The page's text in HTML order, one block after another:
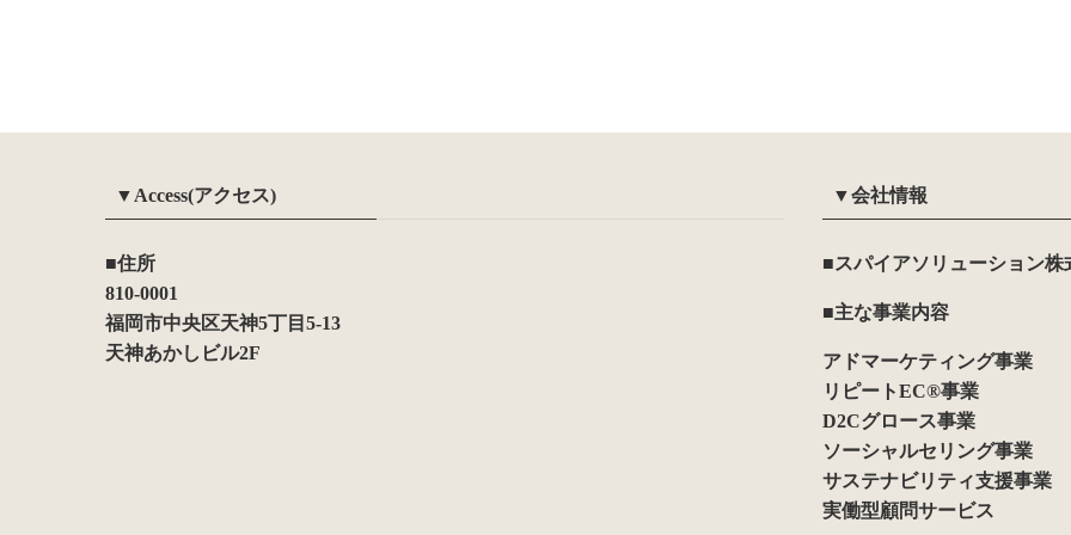
▼Access(アクセス)
■住所
810-0001
福岡市中央区天神5丁目5-13
天神あかしビル2F
▼会社情報
■スパイアソリューション株
■主な事業内容
アドマーケティング事業
リピートEC®事業
D2Cグロース事業
ソーシャルセリング事業
サステナビリティ支援事業
実働型顧問サービス